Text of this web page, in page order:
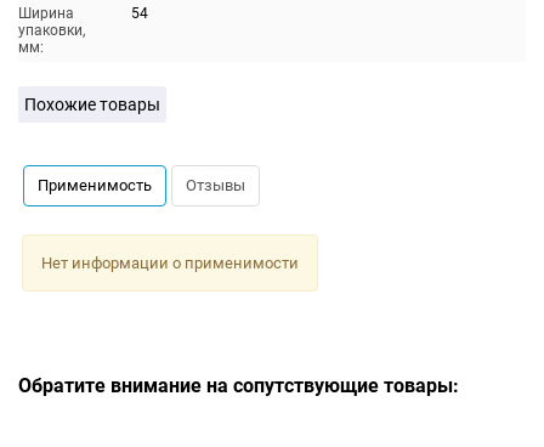
Ширина
упаковки,
мм:
54
Похожие товары
Применимость Отзывы
Нет информации о применимости
Обратите внимание на сопутствующие товары: